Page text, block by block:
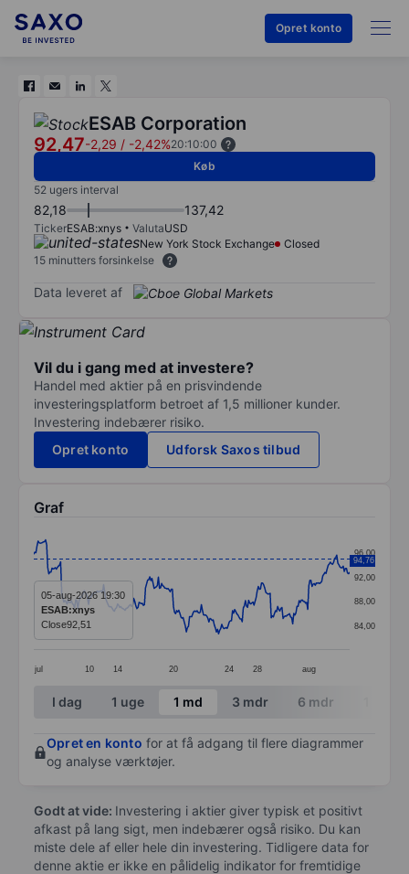
Opret konto
ESAB Corporation
92,47-2,29 / -2,42%20:10:00
Køb
52 ugers interval
82,18 137,42
TickerESAB:xnys ValutaUSD
New York Stock Exchange
Closed
15 minutters forsinkelse
Data leveret af
Vil du i gang med at investere?
Handel med aktier på en prisvindende
investeringsplatform betroet af 1,5 millioner kunder.
Investering indebærer risiko.
Opret konto
Udforsk Saxos tilbud
Graf
Line chart with 295 data points.
The chart has 1 X axis displaying categories.
The chart has 1 Y axis displaying values. Data
jul 10 14 20 24 28 aug
84,00
88,00
92,00
96,00
94,76
05-aug-2026 19:30
ESAB:xnys
Close92,51
End of interactive chart.
I dag 1 uge 1 md 3 mdr 6 mdr
Opret en konto for at få adgang til flere diagrammer
og analyse værktøjer.
Godt at vide: Investering i aktier giver typisk et positivt
afkast på lang sigt, men indebærer også risiko. Du kan
miste dele af eller hele din investering. Tidligere data for
denne aktie er ikke en pålidelig indikator for fremtidige